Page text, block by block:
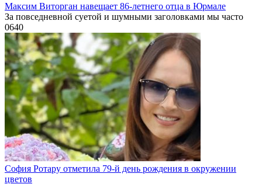
Максим Виторган навещает 86-летнего отца в Юрмале
За повседневной суетой и шумными заголовками мы часто
0640
София Ротару отметила 79-й день рождения в окружении
цветов